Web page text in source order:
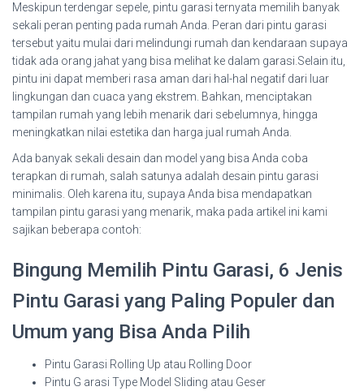
Meskipun terdengar sepele, pintu garasi ternyata memilih banyak
sekali peran penting pada rumah Anda. Peran dari pintu garasi
tersebut yaitu mulai dari melindungi rumah dan kendaraan supaya
tidak ada orang jahat yang bisa melihat ke dalam garasi.Selain itu,
pintu ini dapat memberi rasa aman dari hal-hal negatif dari luar
lingkungan dan cuaca yang ekstrem. Bahkan, menciptakan
tampilan rumah yang lebih menarik dari sebelumnya, hingga
meningkatkan nilai estetika dan harga jual rumah Anda.
Ada banyak sekali desain dan model yang bisa Anda coba
terapkan di rumah, salah satunya adalah desain pintu garasi
minimalis. Oleh karena itu, supaya Anda bisa mendapatkan
tampilan pintu garasi yang menarik, maka pada artikel ini kami
sajikan beberapa contoh:
Bingung Memilih Pintu Garasi, 6 Jenis
Pintu Garasi yang Paling Populer dan
Umum yang Bisa Anda Pilih
Pintu Garasi Rolling Up atau Rolling Door
Pintu G arasi Type Model Sliding atau Geser